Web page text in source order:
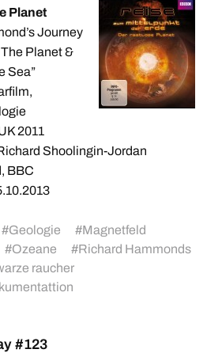
Planet
Journey
Planet &
Sea”
2011
Shoolingin-Jordan
BBC
#Geologie #Magnetfeld
#Ozeane #Richard Hammonds
raucher
#123